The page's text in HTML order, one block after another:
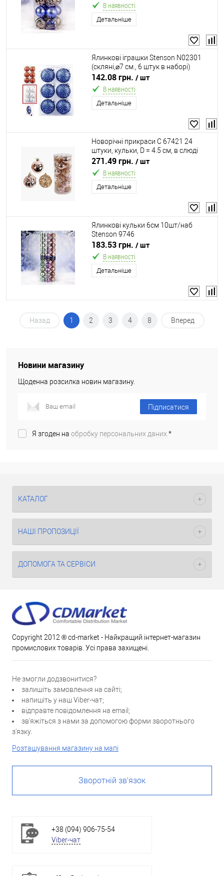
В наявності
Детальніше
Ялинкові іграшки Stenson N02301
(скляні,⌀7 см., 6 штук в наборі)
142.08 грн. / шт
В наявності
Детальніше
Новорічні прикраси C 67421 24
штуки, кульки, D = 4.5 см, в слюді
271.49 грн. / шт
В наявності
Детальніше
Ялинкові кульки 6см 10шт/наб
Stenson 9746
183.53 грн. / шт
В наявності
Детальніше
Назад 1 2 3 4 8 Вперед
Новини магазину
Щоденна розсилка новин магазину.
Підписатися
Я згоден на обробку персональних даних.*
КАТАЛОГ
НАШІ ПРОПОЗИЦІЇ
ДОПОМОГА ТА СЕРВІСИ
Copyright 2012 ® cd-market - Найкращий інтернет-магазин
промислових товарів. Усі права захищені.
Не змогли додзвонитися?
залишіть замовлення на сайті;
напишіть у наш Viber-чат;
відправте повідомлення на email;
зв'яжіться з нами за допомогою форми зворотнього
з'язку.
Розташування магазину на мапі
Зворотній зв'язок
+38 (094) 906-75-54
Viber-чат